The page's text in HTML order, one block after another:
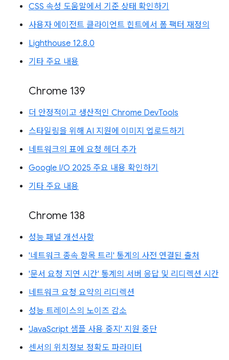
CSS 속성 도움말에서 기준 상태 확인하기
사용자 에이전트 클라이언트 힌트에서 폼 팩터 재정의
Lighthouse 12.8.0
기타 주요 내용
Chrome 139
더 안정적이고 생산적인 Chrome DevTools
스타일링을 위해 AI 지원에 이미지 업로드하기
네트워크의 표에 요청 헤더 추가
Google I/O 2025 주요 내용 확인하기
기타 주요 내용
Chrome 138
성능 패널 개선사항
'네트워크 종속 항목 트리' 통계의 사전 연결된 출처
'문서 요청 지연 시간' 통계의 서버 응답 및 리디렉션 시간
네트워크 요청 요약의 리디렉션
성능 트레이스의 노이즈 감소
'JavaScript 샘플 사용 중지' 지원 중단
센서의 위치정보 정확도 파라미터